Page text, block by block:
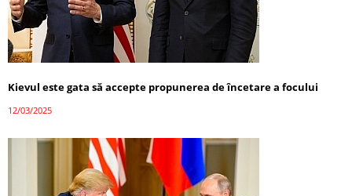
Kievul este gata să accepte propunerea de încetare a focului
12/03/2025